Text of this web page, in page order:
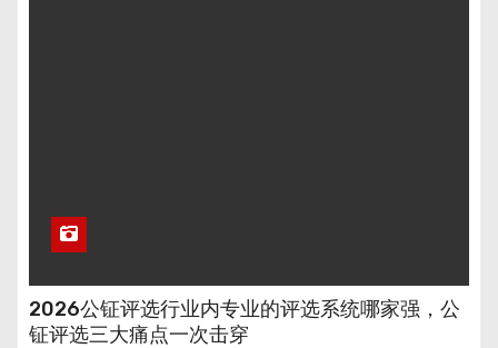
2026公钲评选行业内专业的评选系统哪家强，公
钲评选三大痛点一次击穿